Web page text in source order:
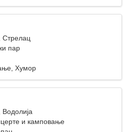
Стрелац
пар
Хумор
Водолија
и камповање